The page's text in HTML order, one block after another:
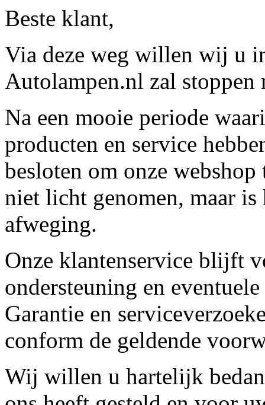
Beste klant,
Via deze weg willen wij u
Autolampen.nl zal stoppen
Na een mooie periode
producten en service
besloten om onze
niet licht genomen, maar
afweging.
Onze klantenservice blijft
ondersteuning en
Garantie en
conform de geldende
Wij willen u hartelijk